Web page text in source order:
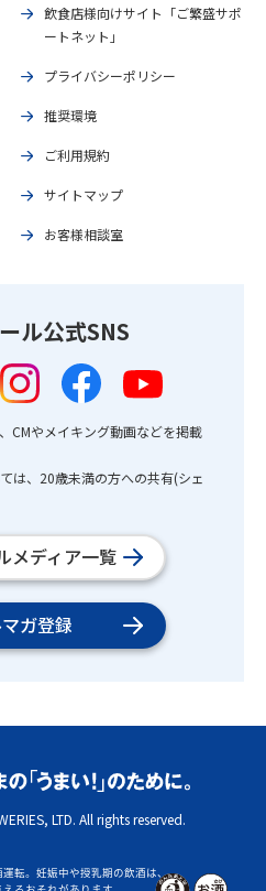
飲食店様向けサイト「ご繁盛サポ
ートネット」
プライバシーポリシー
推奨環境
ご利用規約
サイトマップ
お客様相談室
ル公式SNS
CMやメイキング動画などを掲載
は、20歳未満の方への共有(シェ
メディア一覧
ガ登録
LTD. All rights reserved.